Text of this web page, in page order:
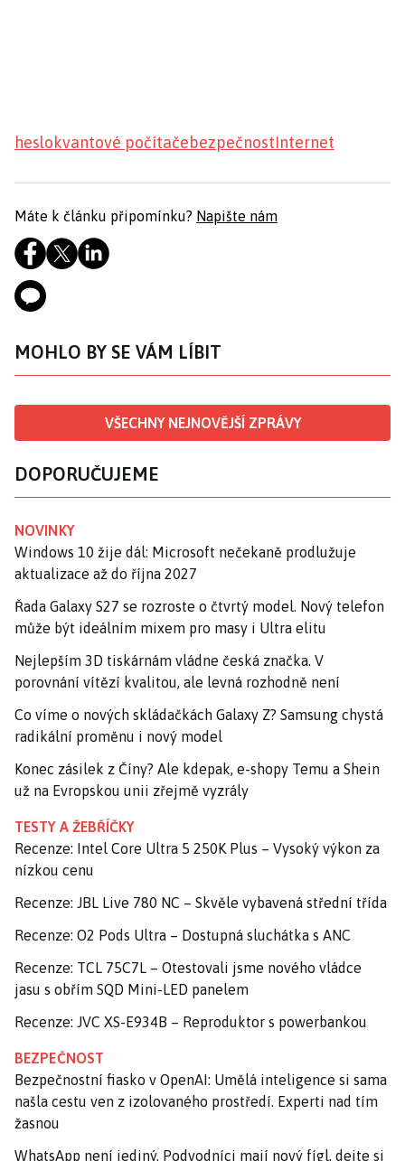
heslokvantové počítačebezpečnostInternet
Máte k článku připomínku? Napište nám
MOHLO BY SE VÁM LÍBIT
VŠECHNY NEJNOVĚJŠÍ ZPRÁVY
DOPORUČUJEME
NOVINKY
Windows 10 žije dál: Microsoft nečekaně prodlužuje
aktualizace až do října 2027
Řada Galaxy S27 se rozroste o čtvrtý model. Nový telefon
může být ideálním mixem pro masy i Ultra elitu
Nejlepším 3D tiskárnám vládne česká značka. V
porovnání vítězí kvalitou, ale levná rozhodně není
Co víme o nových skládačkách Galaxy Z? Samsung chystá
radikální proměnu i nový model
Konec zásilek z Číny? Ale kdepak, e-shopy Temu a Shein
už na Evropskou unii zřejmě vyzrály
TESTY A ŽEBŘÍČKY
Recenze: Intel Core Ultra 5 250K Plus – Vysoký výkon za
nízkou cenu
Recenze: JBL Live 780 NC – Skvěle vybavená střední třída
Recenze: O2 Pods Ultra – Dostupná sluchátka s ANC
Recenze: TCL 75C7L – Otestovali jsme nového vládce
jasu s obřím SQD Mini-LED panelem
Recenze: JVC XS-E934B – Reproduktor s powerbankou
BEZPEČNOST
Bezpečnostní fiasko v OpenAI: Umělá inteligence si sama
našla cestu ven z izolovaného prostředí. Experti nad tím
žasnou
WhatsApp není jediný. Podvodníci mají nový fígl, dejte si